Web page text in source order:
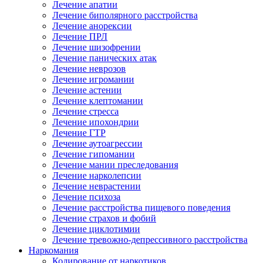
Лечение апатии
Лечение биполярного расстройства
Лечение анорексии
Лечение ПРЛ
Лечение шизофрении
Лечение панических атак
Лечение неврозов
Лечение игромании
Лечение астении
Лечение клептомании
Лечение стресса
Лечение ипохондрии
Лечение ГТР
Лечение аутоагрессии
Лечение гипомании
Лечение мании преследования
Лечение нарколепсии
Лечение неврастении
Лечение психоза
Лечение расстройства пищевого поведения
Лечение страхов и фобий
Лечение циклотимии
Лечение тревожно-депрессивного расстройства
Наркомания
Кодирование от наркотиков